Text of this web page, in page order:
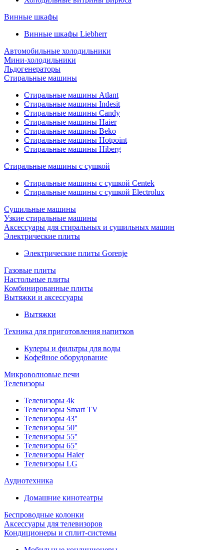
Винные шкафы
Винные шкафы Liebherr
Автомобильные холодильники
Мини-холодильники
Льдогенераторы
Стиральные машины
Стиральные машины Atlant
Стиральные машины Indesit
Стиральные машины Candy
Стиральные машины Haier
Стиральные машины Beko
Стиральные машины Hotpoint
Стиральные машины Hiberg
Стиральные машины с сушкой
Стиральные машины с сушкой Centek
Стиральные машины с сушкой Electrolux
Сушильные машины
Узкие стиральные машины
Аксессуары для стиральных и сушильных машин
Электрические плиты
Электрические плиты Gorenje
Газовые плиты
Настольные плиты
Комбинированные плиты
Вытяжки и аксессуары
Вытяжки
Техника для приготовления напитков
Кулеры и фильтры для воды
Кофейное оборудование
Микроволновые печи
Телевизоры
Телевизоры 4k
Телевизоры Smart TV
Телевизоры 43''
Телевизоры 50''
Телевизоры 55''
Телевизоры 65''
Телевизоры Haier
Телевизоры LG
Аудиотехника
Домашние кинотеатры
Беспроводные колонки
Аксессуары для телевизоров
Кондиционеры и сплит-системы